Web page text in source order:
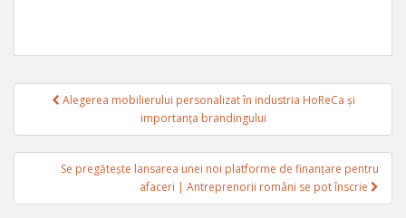
Navigare
articole
Alegerea mobilierului personalizat în industria HoReCa și
importanța brandingului
Se pregătește lansarea unei noi platforme de finanțare pentru
afaceri | Antreprenorii români se pot înscrie